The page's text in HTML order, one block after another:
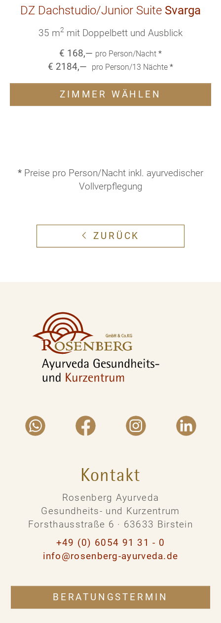
DZ Dachstudio/Junior Suite Svarga
35 m2 mit Doppelbett und Ausblick
€ 168,— pro Person/Nacht *
€ 2184,— pro Person/13 Nächte *
ZIMMER WÄHLEN
* Preise pro Person/Nacht inkl. ayurvedischer
Vollverpflegung
ZURÜCK
Kontakt
Rosenberg Ayurveda
Gesundheits- und Kurzentrum
Forsthausstraße 6 · 63633 Birstein
+49 (0) 6054 91 31 - 0
info@rosenberg-ayurveda.de
BERATUNGSTERMIN